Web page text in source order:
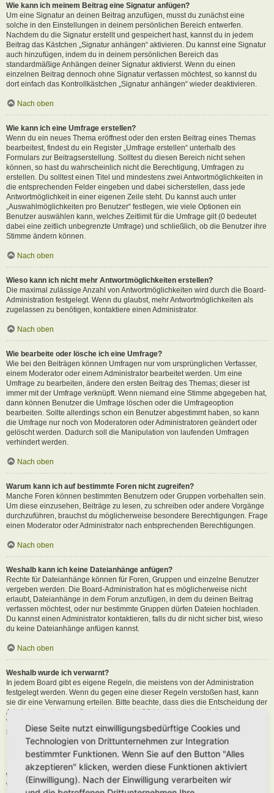
Wie kann ich meinem Beitrag eine Signatur anfügen?
Um eine Signatur an deinen Beitrag anzufügen, musst du zunächst eine
solche in den Einstellungen in deinem persönlichen Bereich entwerfen.
Nachdem du die Signatur erstellt und gespeichert hast, kannst du in jedem
Beitrag das Kästchen „Signatur anhängen“ aktivieren. Du kannst eine Signatur
auch hinzufügen, indem du in deinem persönlichen Bereich das
standardmäßige Anhängen deiner Signatur aktivierst. Wenn du einen
einzelnen Beitrag dennoch ohne Signatur verfassen möchtest, so kannst du
dort einfach das Kontrollkästchen „Signatur anhängen“ wieder deaktivieren.
Nach oben
Wie kann ich eine Umfrage erstellen?
Wenn du ein neues Thema eröffnest oder den ersten Beitrag eines Themas
bearbeitest, findest du ein Register „Umfrage erstellen“ unterhalb des
Formulars zur Beitragserstellung. Solltest du diesen Bereich nicht sehen
können, so hast du wahrscheinlich nicht die Berechtigung, Umfragen zu
erstellen. Du solltest einen Titel und mindestens zwei Antwortmöglichkeiten in
die entsprechenden Felder eingeben und dabei sicherstellen, dass jede
Antwortmöglichkeit in einer eigenen Zeile steht. Du kannst auch unter
„Auswahlmöglichkeiten pro Benutzer“ festlegen, wie viele Optionen ein
Benutzer auswählen kann, welches Zeitlimit für die Umfrage gilt (0 bedeutet
dabei eine zeitlich unbegrenzte Umfrage) und schließlich, ob die Benutzer ihre
Stimme ändern können.
Nach oben
Wieso kann ich nicht mehr Antwortmöglichkeiten erstellen?
Die maximal zulässige Anzahl von Antwortmöglichkeiten wird durch die Board-
Administration festgelegt. Wenn du glaubst, mehr Antwortmöglichkeiten als
zugelassen zu benötigen, kontaktiere einen Administrator.
Nach oben
Wie bearbeite oder lösche ich eine Umfrage?
Wie bei den Beiträgen können Umfragen nur vom ursprünglichen Verfasser,
einem Moderator oder einem Administrator bearbeitet werden. Um eine
Umfrage zu bearbeiten, ändere den ersten Beitrag des Themas; dieser ist
immer mit der Umfrage verknüpft. Wenn niemand eine Stimme abgegeben hat,
dann können Benutzer die Umfrage löschen oder die Umfrageoption
bearbeiten. Sollte allerdings schon ein Benutzer abgestimmt haben, so kann
die Umfrage nur noch von Moderatoren oder Administratoren geändert oder
gelöscht werden. Dadurch soll die Manipulation von laufenden Umfragen
verhindert werden.
Nach oben
Warum kann ich auf bestimmte Foren nicht zugreifen?
Manche Foren können bestimmten Benutzern oder Gruppen vorbehalten sein.
Um diese einzusehen, Beiträge zu lesen, zu schreiben oder andere Vorgänge
durchzuführen, brauchst du möglicherweise besondere Berechtigungen. Frage
einen Moderator oder Administrator nach entsprechenden Berechtigungen.
Nach oben
Weshalb kann ich keine Dateianhänge anfügen?
Rechte für Dateianhänge können für Foren, Gruppen und einzelne Benutzer
vergeben werden. Die Board-Administration hat es möglicherweise nicht
erlaubt, Dateianhänge in dem Forum anzufügen, in dem du deinen Beitrag
verfassen möchtest, oder nur bestimmte Gruppen dürfen Dateien hochladen.
Du kannst einen Administrator kontaktieren, falls du dir nicht sicher bist, wieso
du keine Dateianhänge anfügen kannst.
Nach oben
Weshalb wurde ich verwarnt?
In jedem Board gibt es eigene Regeln, die meistens von der Administration
festgelegt werden. Wenn du gegen eine dieser Regeln verstoßen hast, kann
sie dir eine Verwarnung erteilen. Bitte beachte, dass dies die Entscheidung der
Administration dieses Boards ist und phpBB Limited nichts mit dieser
Verwarnung zu tun hat. Kontaktiere einen Administrator, sofern du die nicht
sicher bist, wieso du verwarnt wurdest.
Nach oben
Wie kann ich Beiträge den Moderatoren melden?
Wenn ein Administrator die entsprechenden Berechtigungen vergeben hat,
Diese Seite nutzt einwilligungsbedürftige Cookies und
Technologien von Drittunternehmen zur Integration
bestimmter Funktionen. Wenn Sie auf den Button "Alles
akzeptieren" klicken, werden diese Funktionen aktiviert
(Einwilligung). Nach der Einwilligung verarbeiten wir